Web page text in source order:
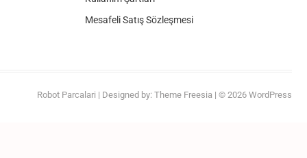
Mesafeli Satış Sözleşmesi
Robot Parcalari | Designed by: Theme Freesia | © 2026 WordPress